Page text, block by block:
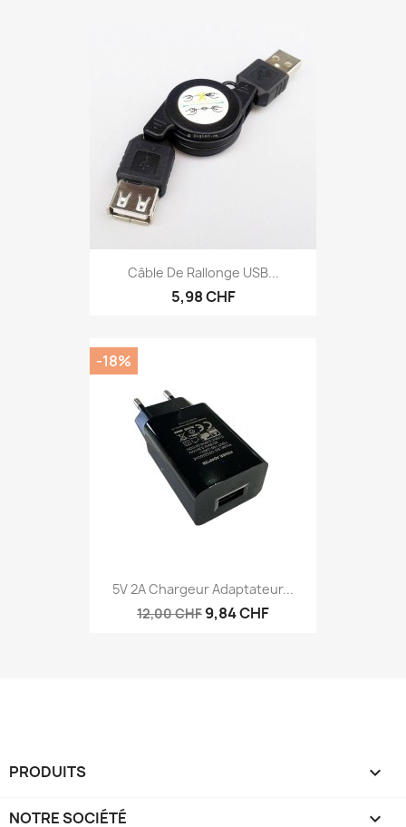
Câble De Rallonge USB...
5,98 CHF
5V 2A Chargeur Adaptateur...
12,00 CHF 9,84 CHF
-18%
PRODUITS 
NOTRE SOCIÉTÉ 